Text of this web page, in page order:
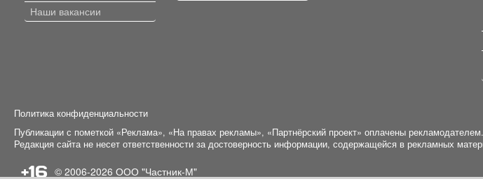
Наши вакансии
Политика конфиденциальности
Публикации с пометкой «Реклама», «На правах рекламы», «Партнёрский проект» оплачены рекламодателем.
Редакция сайта не несет ответственности за достоверность информации, содержащейся в рекламных
+16 © 2006-2026 ООО "Частник-М"